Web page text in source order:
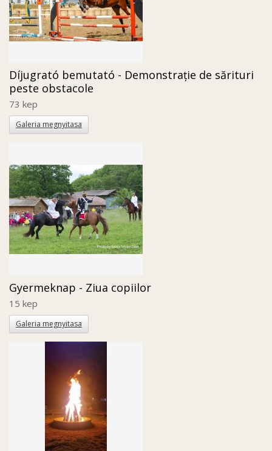
Díjugrató bemutató - Demonstrație de sărituri
peste obstacole
73 kep
Galeria megnyitasa
Gyermeknap - Ziua copiilor
15 kep
Galeria megnyitasa